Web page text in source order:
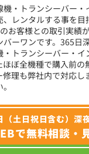
選択条件をリセット
機・トランシーバー・
、レンタルする事を
お客様との取引実績
バーワンです。365日
・トランシーバー・イ
ほぼ全機種で購入前の
修理も弊社内で対応し
土日祝日含む）深
で無料相談・